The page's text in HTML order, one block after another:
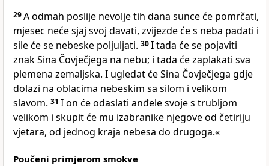
29A odmah poslije nevolje tih dana sunce će pomrčati,
mjesec neće sjaj svoj davati, zvijezde će s neba padati i
sile će se nebeske poljuljati. 30I tada će se pojaviti
znak Sina Čovječjega na nebu; i tada će zaplakati sva
plemena zemaljska. I ugledat će Sina Čovječjega gdje
dolazi na oblacima nebeskim sa silom i velikom
slavom. 31 I on će odaslati anđele svoje s trubljom
velikom i skupit će mu izabranike njegove od četiriju
vjetara, od jednog kraja nebesa do drugoga.«
Poučeni primjerom smokve